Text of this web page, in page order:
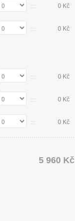
0 Kč
0 Kč
0 Kč
0 Kč
0 Kč
5 960 Kč